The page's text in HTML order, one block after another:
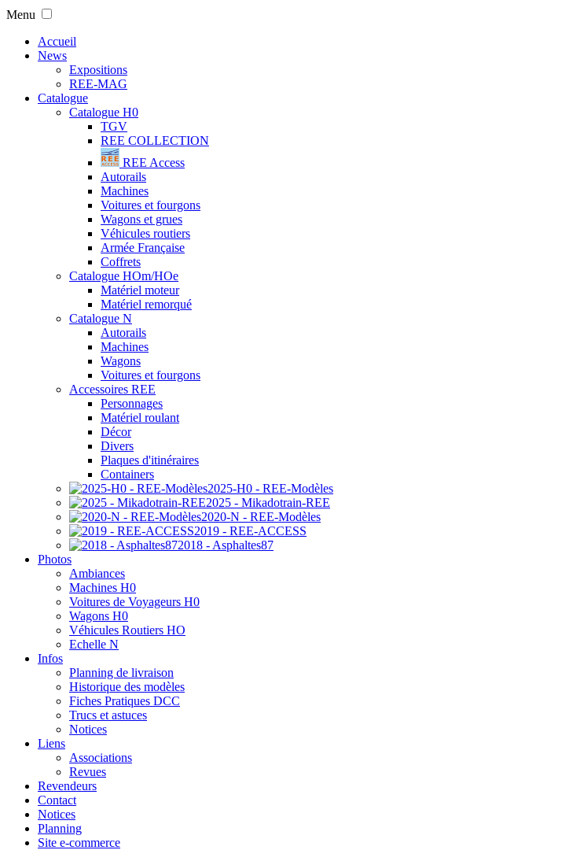
Menu
Accueil
News
Expositions
REE-MAG
Catalogue
Catalogue H0
TGV
REE COLLECTION
REE Access
Autorails
Machines
Voitures et fourgons
Wagons et grues
Véhicules routiers
Armée Française
Coffrets
Catalogue HOm/HOe
Matériel moteur
Matériel remorqué
Catalogue N
Autorails
Machines
Wagons
Voitures et fourgons
Accessoires REE
Personnages
Matériel roulant
Décor
Divers
Plaques d'itinéraires
Containers
2025-H0 - REE-Modèles
2025 - Mikadotrain-REE
2020-N - REE-Modèles
2019 - REE-ACCESS
2018 - Asphaltes87
Photos
Ambiances
Machines H0
Voitures de Voyageurs H0
Wagons H0
Véhicules Routiers HO
Echelle N
Infos
Planning de livraison
Historique des modèles
Fiches Pratiques DCC
Trucs et astuces
Notices
Liens
Associations
Revues
Revendeurs
Contact
Notices
Planning
Site e-commerce